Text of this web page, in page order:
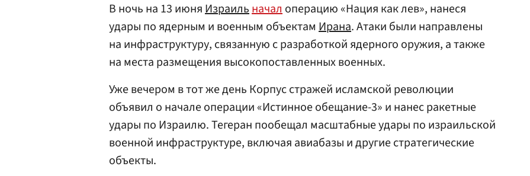
В ночь на 13 июняИзраильначалоперацию «Нация как лев», нанеся
удары по ядерным и военным объектам Ирана. Атаки были направлены
на инфраструктуру, связанную с разработкой ядерного оружия, а также
на места размещения высокопоставленных военных.
Уже вечером в тот же день Корпус стражей исламской революции
объявил о начале операции «Истинное обещание-3» и нанес ракетные
удары по Израилю. Тегеран пообещал масштабные удары по израильской
военной инфраструктуре, включая авиабазы и другие стратегические
объекты.